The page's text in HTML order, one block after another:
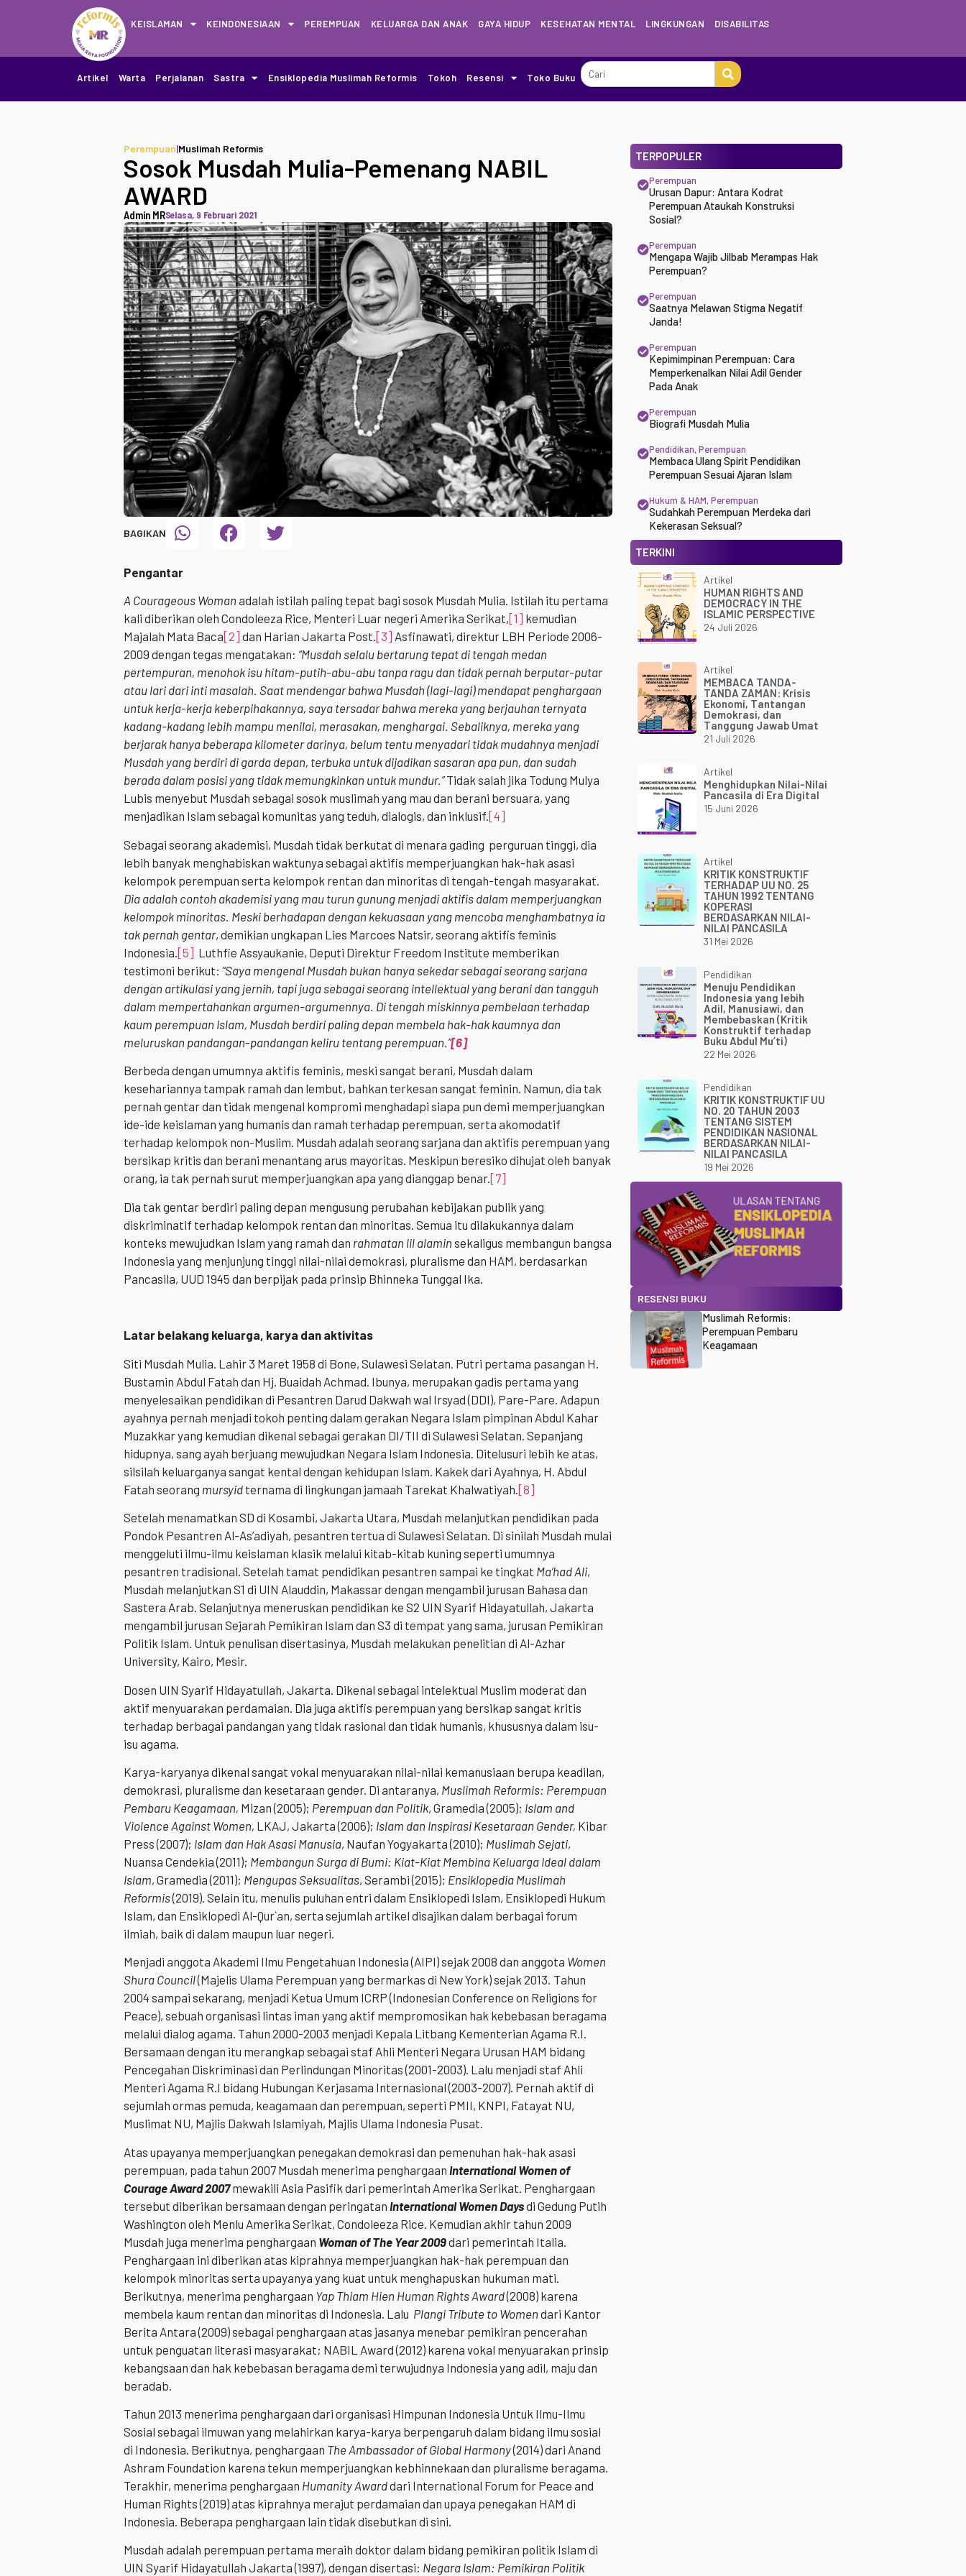
KEISLAMAN KEINDONESIAAN PEREMPUAN KELUARGA DAN ANAK GAYA HIDUP KESEHATAN MENTAL LINGKUNGAN DISABILITAS
Artikel Warta Perjalanan Sastra Ensiklopedia Muslimah Reformis Tokoh Resensi Toko Buku
Perempuan|Muslimah Reformis
Sosok Musdah Mulia-Pemenang NABIL
AWARD
Admin MRSelasa, 9 Februari 2021
BAGIKAN
Pengantar
A Courageous Woman adalah istilah paling tepat bagi sosok Musdah Mulia. Istilah itu pertama
kali diberikan oleh Condoleeza Rice, Menteri Luar negeri Amerika Serikat,[1] kemudian
Majalah Mata Baca[2] dan Harian Jakarta Post.[3] Asfinawati, direktur LBH Periode 2006-
2009 dengan tegas mengatakan: “Musdah selalu bertarung tepat di tengah medan
pertempuran, menohok isu hitam-putih-abu-abu tanpa ragu dan tidak pernah berputar-putar
atau lari dari inti masalah. Saat mendengar bahwa Musdah (lagi-lagi) mendapat penghargaan
untuk kerja-kerja keberpihakannya, saya tersadar bahwa mereka yang berjauhan ternyata
kadang-kadang lebih mampu menilai, merasakan, menghargai. Sebaliknya, mereka yang
berjarak hanya beberapa kilometer darinya, belum tentu menyadari tidak mudahnya menjadi
Musdah yang berdiri di garda depan, terbuka untuk dijadikan sasaran apa pun, dan sudah
berada dalam posisi yang tidak memungkinkan untuk mundur.”Tidak salah jika Todung Mulya
Lubis menyebut Musdah sebagai sosok muslimah yang mau dan berani bersuara, yang
menjadikan Islam sebagai ‎komunitas yang teduh, dialogis, dan inklusif.[4]
Sebagai seorang akademisi, Musdah tidak berkutat di menara gading perguruan tinggi, dia
lebih banyak menghabiskan waktunya sebagai aktifis memperjuangkan hak-hak asasi
kelompok perempuan serta kelompok rentan dan minoritas di tengah-tengah masyarakat.
Dia adalah contoh akademisi yang mau turun gunung menjadi aktifis dalam memperjuangkan
kelompok minoritas. Meski berhadapan dengan kekuasaan yang mencoba menghambatnya ia
tak pernah gentar, demikian ungkapan Lies Marcoes Natsir, seorang aktifis feminis
Indonesia. [5] Luthfie Assyaukanie, Deputi Direktur Freedom Institute memberikan
testimoni berikut: “Saya mengenal Musdah bukan hanya sekedar sebagai seorang sarjana
dengan artikulasi yang jernih, tapi juga sebagai seorang intellektual yang berani dan tangguh
dalam mempertahankan argumen-argumennya. Di tengah miskinnya pembelaan terhadap
kaum perempuan Islam, Musdah berdiri paling depan membela hak-hak kaumnya dan
meluruskan pandangan-pandangan keliru tentang perempuan.”[6]
Berbeda dengan umumnya aktifis feminis, meski sangat berani, Musdah dalam
kesehariannya tampak ramah dan lembut, bahkan terkesan sangat feminin. Namun, dia tak
pernah gentar dan tidak mengenal kompromi menghadapi siapa pun demi memperjuangkan
ide-ide keislaman yang humanis dan ramah terhadap perempuan, serta akomodatif
terhadap kelompok non-Muslim. Musdah adalah seorang sarjana dan aktifis perempuan yang
bersikap kritis dan berani menantang arus mayoritas. Meskipun beresiko dihujat oleh banyak
orang, ia tak pernah surut memperjuangkan apa yang dianggap benar.[7]
Dia tak gentar berdiri paling depan mengusung perubahan kebijakan publik yang
diskriminatif terhadap kelompok rentan dan minoritas. Semua itu dilakukannya dalam
konteks mewujudkan Islam yang ramah dan rahmatan lil alamin sekaligus membangun bangsa
Indonesia yang menjunjung tinggi nilai-nilai demokrasi, pluralisme dan HAM, berdasarkan
Pancasila, UUD 1945 dan berpijak pada prinsip Bhinneka Tunggal Ika.
Latar belakang keluarga, karya dan aktivitas
Siti Musdah Mulia. Lahir 3 Maret 1958 di Bone, Sulawesi Selatan. Putri pertama pasangan H.
Bustamin Abdul Fatah dan Hj. Buaidah Achmad. Ibunya, merupakan gadis pertama yang
menyelesaikan pendidikan di Pesantren Darud Dakwah wal Irsyad (DDI), Pare-Pare. Adapun
ayahnya pernah menjadi tokoh penting dalam gerakan Negara Islam pimpinan Abdul Kahar
Muzakkar yang kemudian dikenal sebagai gerakan DI/TII di Sulawesi Selatan. Sepanjang
hidupnya, sang ayah berjuang mewujudkan Negara Islam Indonesia. Ditelusuri lebih ke atas,
silsilah keluarganya sangat kental dengan kehidupan Islam. Kakek dari Ayahnya, H. Abdul
Fatah seorang mursyid ternama di lingkungan jamaah Tarekat Khalwatiyah. [8]
Setelah menamatkan SD di Kosambi, Jakarta Utara, Musdah melanjutkan pendidikan pada
Pondok Pesantren Al-As’adiyah, pesantren tertua di Sulawesi Selatan. Di sinilah Musdah mulai
menggeluti ilmu-ilmu keislaman klasik melalui kitab-kitab kuning seperti umumnya
pesantren tradisional. Setelah tamat pendidikan pesantren sampai ke tingkat Ma’had Ali,
Musdah melanjutkan S1 di UIN Alauddin, Makassar dengan mengambil jurusan Bahasa dan
Sastera Arab. Selanjutnya meneruskan pendidikan ke S2 UIN Syarif Hidayatullah, Jakarta
mengambil jurusan Sejarah Pemikiran Islam dan S3 di tempat yang sama, jurusan Pemikiran
Politik Islam. Untuk penulisan disertasinya, Musdah melakukan penelitian di Al-Azhar
University, Kairo, Mesir.
Dosen UIN Syarif Hidayatullah, Jakarta. Dikenal sebagai intelektual Muslim moderat dan
aktif menyuarakan perdamaian. Dia juga aktifis perempuan yang bersikap sangat kritis
terhadap berbagai pandangan yang tidak rasional dan tidak humanis, khususnya dalam isu-
isu agama.
Karya-karyanya dikenal sangat vokal menyuarakan nilai-nilai kemanusiaan berupa keadilan,
demokrasi, pluralisme dan kesetaraan gender. Di antaranya, Muslimah Reformis: Perempuan
Pembaru Keagamaan, Mizan (2005); Perempuan dan Politik, Gramedia (2005); Islam and
Violence Against Women, LKAJ, Jakarta (2006); Islam dan Inspirasi Kesetaraan Gender, Kibar
Press (2007); Islam dan Hak Asasi Manusia, Naufan Yogyakarta (2010); Muslimah Sejati,
Nuansa Cendekia (2011); Membangun Surga di Bumi: Kiat-Kiat Membina Keluarga Ideal dalam
Islam, Gramedia (2011); Mengupas Seksualitas, Serambi (2015); Ensiklopedia Muslimah
Reformis(2019). Selain itu, menulis puluhan entri dalam Ensiklopedi Islam, Ensiklopedi Hukum
Islam, dan Ensiklopedi Al-Qur`an, serta sejumlah artikel disajikan dalam berbagai forum
ilmiah, baik di dalam maupun luar negeri.
Menjadi anggota Akademi Ilmu Pengetahuan Indonesia (AIPI) sejak 2008 dan anggota Women
Shura Council(Majelis Ulama Perempuan yang bermarkas di New York) sejak 2013. Tahun
2004 sampai sekarang, menjadi Ketua Umum ICRP (Indonesian Conference on Religions for
Peace), sebuah organisasi lintas iman yang aktif mempromosikan hak kebebasan beragama
melalui dialog agama. Tahun 2000-2003 menjadi Kepala Litbang Kementerian Agama R.I.
Bersamaan dengan itu merangkap sebagai staf Ahli Menteri Negara Urusan HAM bidang
Pencegahan Diskriminasi dan Perlindungan Minoritas (2001-2003). Lalu menjadi staf Ahli
Menteri Agama R.I bidang Hubungan Kerjasama Internasional (2003-2007). Pernah aktif di
sejumlah ormas pemuda, keagamaan dan perempuan, seperti PMII, KNPI, Fatayat NU,
Muslimat NU, Majlis Dakwah Islamiyah, Majlis Ulama Indonesia Pusat.
Atas upayanya memperjuangkan penegakan demokrasi dan pemenuhan hak-hak asasi
perempuan, pada tahun 2007 Musdah menerima penghargaan International Women of
Courage Award 2007mewakili Asia Pasifik dari pemerintah Amerika Serikat. Penghargaan
tersebut diberikan bersamaan dengan peringatan International Women Daysdi Gedung Putih
Washington oleh Menlu Amerika Serikat, Condoleeza Rice. Kemudian akhir tahun 2009
Musdah juga menerima penghargaan Woman of The Year 2009dari pemerintah Italia.
Penghargaan ini diberikan atas kiprahnya memperjuangkan hak-hak perempuan dan
kelompok minoritas serta upayanya yang kuat untuk menghapuskan hukuman mati.
Berikutnya, menerima penghargaan Yap Thiam Hien Human Rights Award(2008) karena
membela kaum rentan dan minoritas di Indonesia. Lalu Plangi Tribute to Women dari Kantor
Berita Antara (2009) sebagai penghargaan atas jasanya menebar pemikiran pencerahan
untuk penguatan literasi masyarakat; NABIL Award (2012) karena vokal menyuarakan prinsip
kebangsaan dan hak kebebasan beragama demi terwujudnya Indonesia yang adil, maju dan
beradab.
Tahun 2013 menerima penghargaan dari organisasi Himpunan Indonesia Untuk Ilmu-Ilmu
Sosial sebagai ilmuwan yang melahirkan karya-karya berpengaruh dalam bidang ilmu sosial
di Indonesia. Berikutnya, penghargaan The Ambassador of Global Harmony(2014) dari Anand
Ashram Foundation karena tekun memperjuangkan kebhinnekaan dan pluralisme beragama.
Terakhir, menerima penghargaan Humanity Awarddari International Forum for Peace and
Human Rights (2019) atas kiprahnya merajut perdamaian dan upaya penegakan HAM di
Indonesia. Beberapa penghargaan lain tidak disebutkan di sini.
Musdah adalah perempuan pertama meraih doktor dalam bidang pemikiran politik Islam di
UIN Syarif Hidayatullah Jakarta (1997), dengan disertasi: Negara Islam: Pemikiran Politik
TERPOPULER
Perempuan
Urusan Dapur: Antara Kodrat
Perempuan Ataukah Konstruksi
Sosial?
Perempuan
Mengapa Wajib Jilbab Merampas Hak
Perempuan?
Perempuan
Saatnya Melawan Stigma Negatif
Janda!
Perempuan
Kepimimpinan Perempuan: Cara
Memperkenalkan Nilai Adil Gender
Pada Anak
Perempuan
Biografi Musdah Mulia
Pendidikan,Perempuan
Membaca Ulang Spirit Pendidikan
Perempuan Sesuai Ajaran Islam
Hukum & HAM,Perempuan
Sudahkah Perempuan Merdeka dari
Kekerasan Seksual?
TERKINI
Artikel
HUMAN RIGHTS AND
DEMOCRACY IN THE
ISLAMIC PERSPECTIVE
24 Juli 2026
Artikel
MEMBACA TANDA-
TANDA ZAMAN: Krisis
Ekonomi, Tantangan
Demokrasi, dan
Tanggung Jawab Umat
21 Juli 2026
Artikel
Menghidupkan Nilai-Nilai
Pancasila di Era Digital
15 Juni 2026
Artikel
KRITIK KONSTRUKTIF
TERHADAP UU NO. 25
TAHUN 1992 TENTANG
KOPERASI
BERDASARKAN NILAI-
NILAI PANCASILA
31 Mei 2026
Pendidikan
Menuju Pendidikan
Indonesia yang lebih
Adil, Manusiawi, dan
Membebaskan (Kritik
Konstruktif terhadap
Buku Abdul Mu’ti)
22 Mei 2026
Pendidikan
KRITIK KONSTRUKTIF UU
NO. 20 TAHUN 2003
TENTANG SISTEM
PENDIDIKAN NASIONAL
BERDASARKAN NILAI-
NILAI PANCASILA
19 Mei 2026
RESENSI BUKU
Muslimah Reformis:
Perempuan Pembaru
Keagamaan